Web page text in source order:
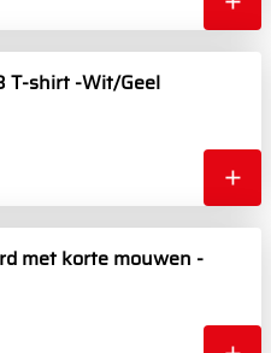
T-shirt -Wit/Geel
met korte mouwen -